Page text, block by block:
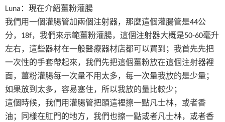
Luna ：現在介紹薑粉灌腸
我們用一個灌腸管加兩個注射器，那麼這個灌腸管是44公
分，
18f，我們來示範薑粉灌腸，這個注射器大概是50-60毫升
左右，這些器材在一般醫療器材店都可以買到；我首先先把
一次性的手套帶起來，我們先把這個薑粉放在這個注射器裡
面，薑粉灌腸每一次量不用太多，每一次量我放的是少量；
如果放到太多，容易塞住，所以我放的量比較少；
這個時候，我們用灌腸管把頭這裡擦一點凡士林，或者香
油；同樣在肛門的地方，我們也擦一點或者凡士林，或者香